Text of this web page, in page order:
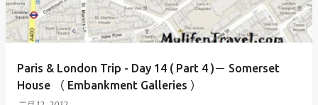
Paris & London Trip - Day 14 ( Part 4 )－ Somerset
House （ Embankment Galleries ）